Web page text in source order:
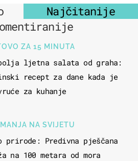
Najčitanije
ZA 15 MINUTA
ljetna salata od graha:
recept za dane kada je
za kuhanje
NA SVIJETU
prirode: Predivna pješčana
na 100 metara od mora